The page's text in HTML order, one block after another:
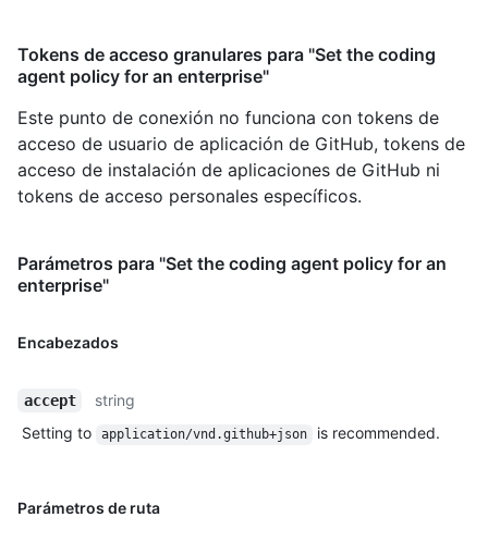
Tokens de acceso granulares para "Set the coding
agent policy for an enterprise"
Este punto de conexión no funciona con tokens de
acceso de usuario de aplicación de GitHub, tokens de
acceso de instalación de aplicaciones de GitHub ni
tokens de acceso personales específicos.
Parámetros para "Set the coding agent policy for an
enterprise"
Encabezados
accept
string
Setting to
application/vnd.github+json is recommended.
Parámetros de ruta